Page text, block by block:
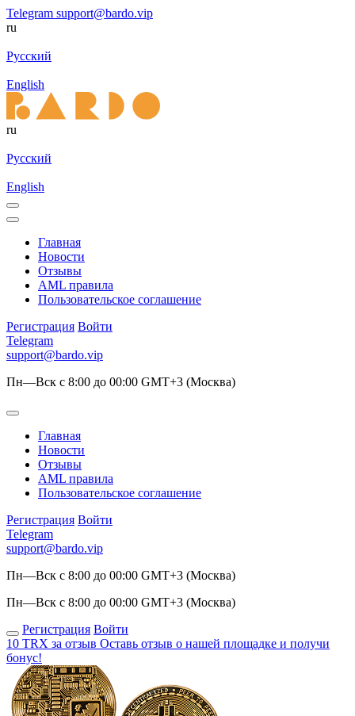
Telegram support@bardo.vip
ru
Русский
English
ru
Русский
English
Главная
Новости
Отзывы
AML правила
Пользовательское соглашение
Регистрация Войти
Telegram
support@bardo.vip
Пн—Вск с 8:00 до 00:00 GMT+3 (Москва)
Главная
Новости
Отзывы
AML правила
Пользовательское соглашение
Регистрация Войти
Telegram
support@bardo.vip
Пн—Вск с 8:00 до 00:00 GMT+3 (Москва)
Пн—Вск с 8:00 до 00:00 GMT+3 (Москва)
Регистрация Войти
10 TRX за отзыв Оставь отзыв о нашей площадке и получи
бонус!